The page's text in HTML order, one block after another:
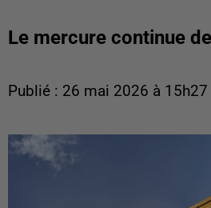
Le mercure continue
Publié : 26 mai 2026 à 15h27